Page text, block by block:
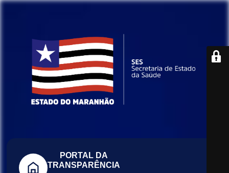
PORTAL DA
TRANSPARÊNCIA